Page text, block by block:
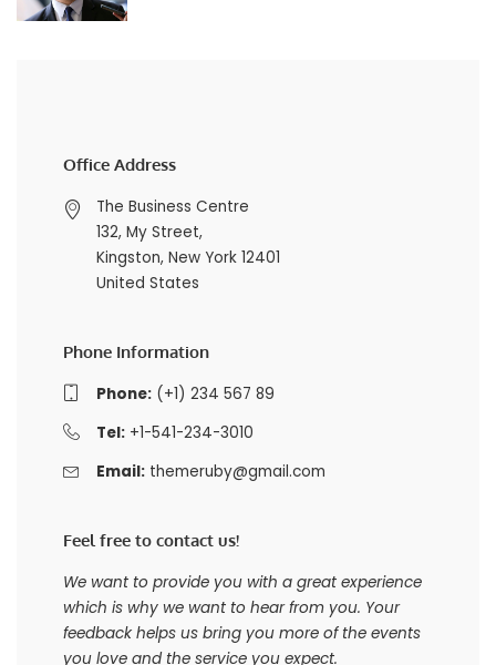
Office Address
The Business Centre
132, My Street,
Kingston, New York 12401
United States
Phone Information
Phone:(+1) 234 567 89
Tel:+1-541-234-3010
Email: themeruby@gmail.com
Feel free to contact us!
We want to provide you with a great experience
which is why we want to hear from you. Your
feedback helps us bring you more of the events
you love and the service you expect.